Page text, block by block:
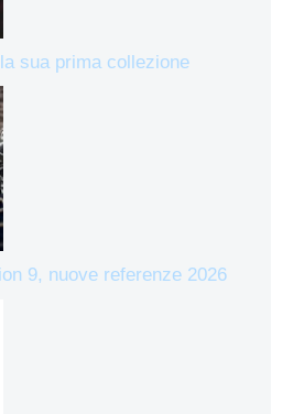
sua prima collezione
9, nuove referenze 2026